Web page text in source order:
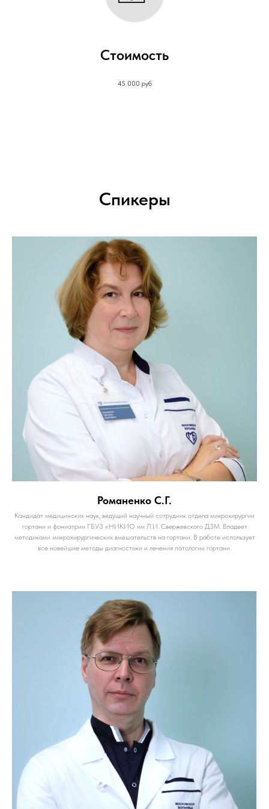
Стоимость
45 000 руб
Спикеры
Романенко С.Г.
Кандидат медицинских наук, ведущий научный сотрудник отдела микрохирургии
гортани и фониатрии ГБУЗ «НИКИО им Л.И. Свержевского ДЗМ. Владеет
методиками микрохирургических вмешательств на гортани. В работе использует
все новейшие методы диагностики и лечения патологии гортани.